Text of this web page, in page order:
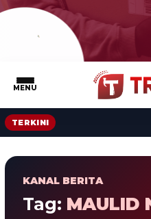
MENU
TERKINI
KANAL BERITA
Tag: MAULID